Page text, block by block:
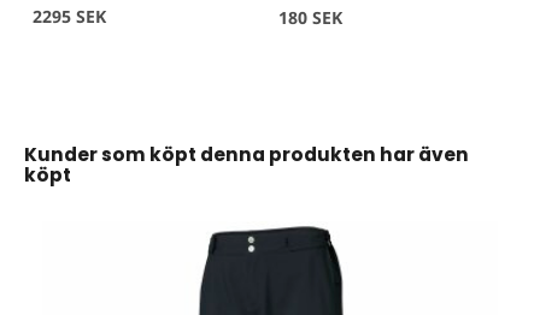
2295 SEK 180 SEK
Kunder som köpt denna produkten har även
köpt